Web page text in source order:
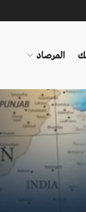
المرصاد